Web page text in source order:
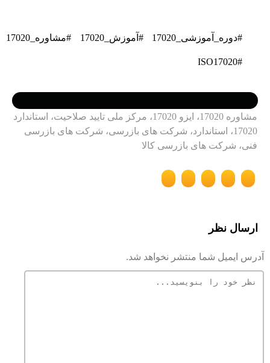
#دوره_آموزشی_17020 #آموزش_17020 #مشاوره_17020
#ISO17020
مشاوره 17020، ایزو 17020، مرکز ملی تایید صلاحیت، استاندارد
17020، استاندارد، شرکت های بازرسی، شرکت های بازرسی
فنی، شرکت های بازرسی کالا
ارسال نظر
آدرس ایمیل شما منتشر نخواهد شد.